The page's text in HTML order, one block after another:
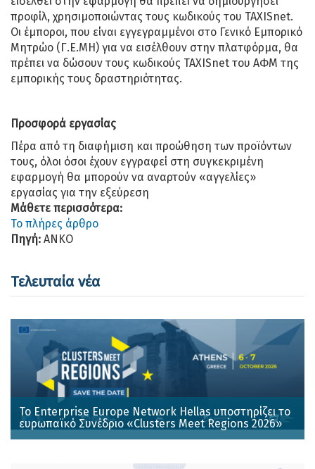
προφίλ, χρησιμοποιώντας τους κωδικούς του TAXISnet.
Οι έμποροι, που είναι εγγεγραμμένοι στο Γενικό Εμπορικό
Μητρώο (Γ.Ε.ΜΗ) για να εισέλθουν στην πλατφόρμα, θα
πρέπει να δώσουν τους κωδικούς TAXISnet του ΑΦΜ της
εμπορικής τους δραστηριότητας.
Προσφορά εργασίας
Πέρα από τη διαφήμιση και προώθηση των προϊόντων
τους, όλοι όσοι έχουν εγγραφεί στη συγκεκριμένη
εφαρμογή θα μπορούν να αναρτούν «αγγελίες»
εργασίας για την εξεύρεση
Μάθετε περισσότερα:
Το πλήρες άρθρο
Πηγή: ΑΝΚΟ
Τελευταία νέα
Το Enterprise Europe Network Hellas υποστηρίζει το
ευρωπαϊκό Συνέδριο «Clusters Meet Regions 2026»